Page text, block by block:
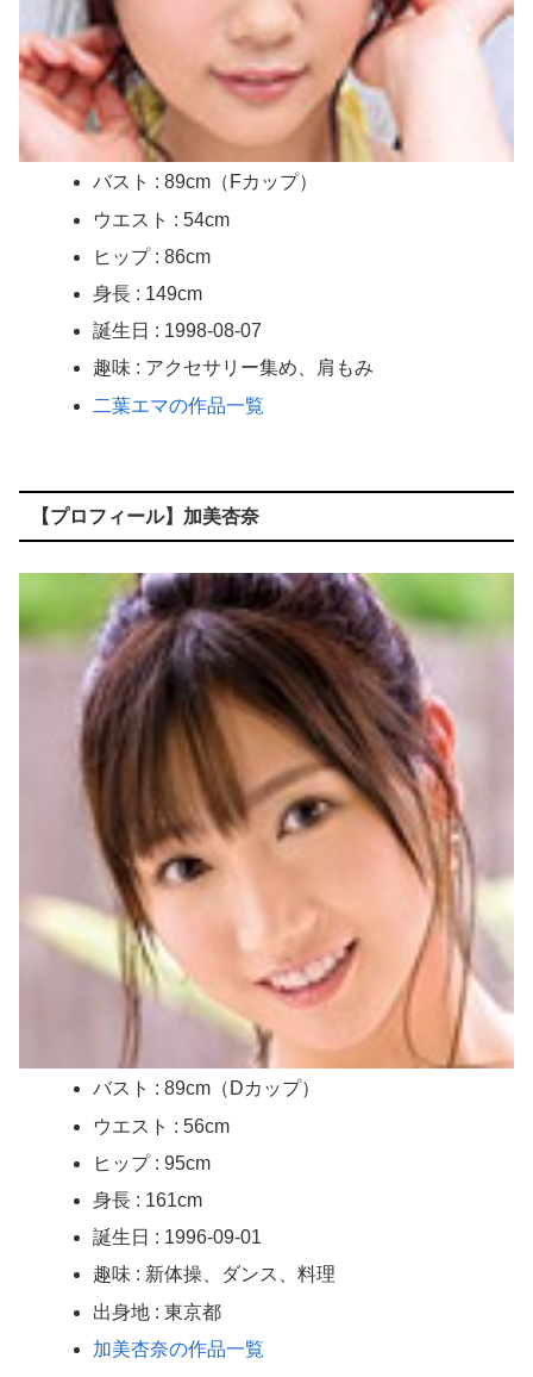
バスト : 89cm（Fカップ）
ウエスト : 54cm
ヒップ : 86cm
身長 : 149cm
誕生日 : 1998-08-07
趣味 : アクセサリー集め、肩もみ
二葉エマの作品一覧
【プロフィール】加美杏奈
バスト : 89cm（Dカップ）
ウエスト : 56cm
ヒップ : 95cm
身長 : 161cm
誕生日 : 1996-09-01
趣味 : 新体操、ダンス、料理
出身地 : 東京都
加美杏奈の作品一覧